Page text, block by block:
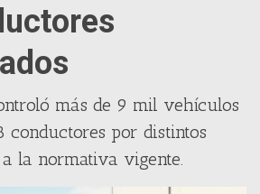
más de 9 mil vehículos
conductores por distintos
la normativa vigente.